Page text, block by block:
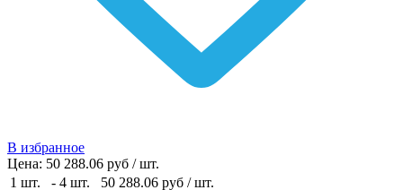
В избранное
Цена: 50 288.06 руб / шт.
1 шт.
- 4 шт. 50 288.06 руб / шт.